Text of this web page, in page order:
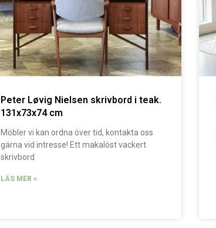
Peter Løvig Nielsen skrivbord i teak.
131x73x74 cm
Möbler vi kan ordna över tid, kontakta oss
gärna vid intresse! Ett makalöst vackert
skrivbord
LÄS MER »